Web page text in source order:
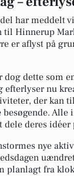
har meddelt
Hinnerup
er aflyst på
dog dette som
efterlyser nu
der kan
Alle
deres idéer
nye
planlagt fra